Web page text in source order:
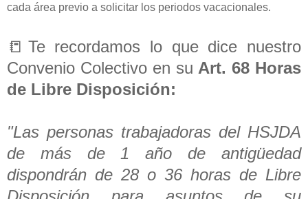
cada área previo a solicitar los periodos vacacionales.
📒Te recordamos lo que dice nuestro
Convenio Colectivo en su Art. 68 Horas
de Libre Disposición:
"Las personas trabajadoras del HSJDA
de más de 1 año de antigüedad
dispondrán de 28 o 36 horas de Libre